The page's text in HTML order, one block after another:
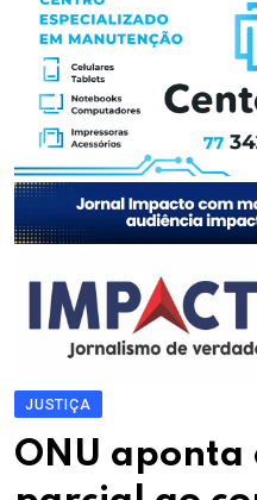
JUSTIÇA
ONU aponta